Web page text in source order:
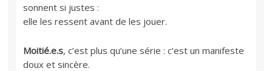
sonnent si justes :
elle les ressent avant de les jouer.
Moitié.e.s, c’est plus qu’une série : c’est un manifeste
doux et sincère.